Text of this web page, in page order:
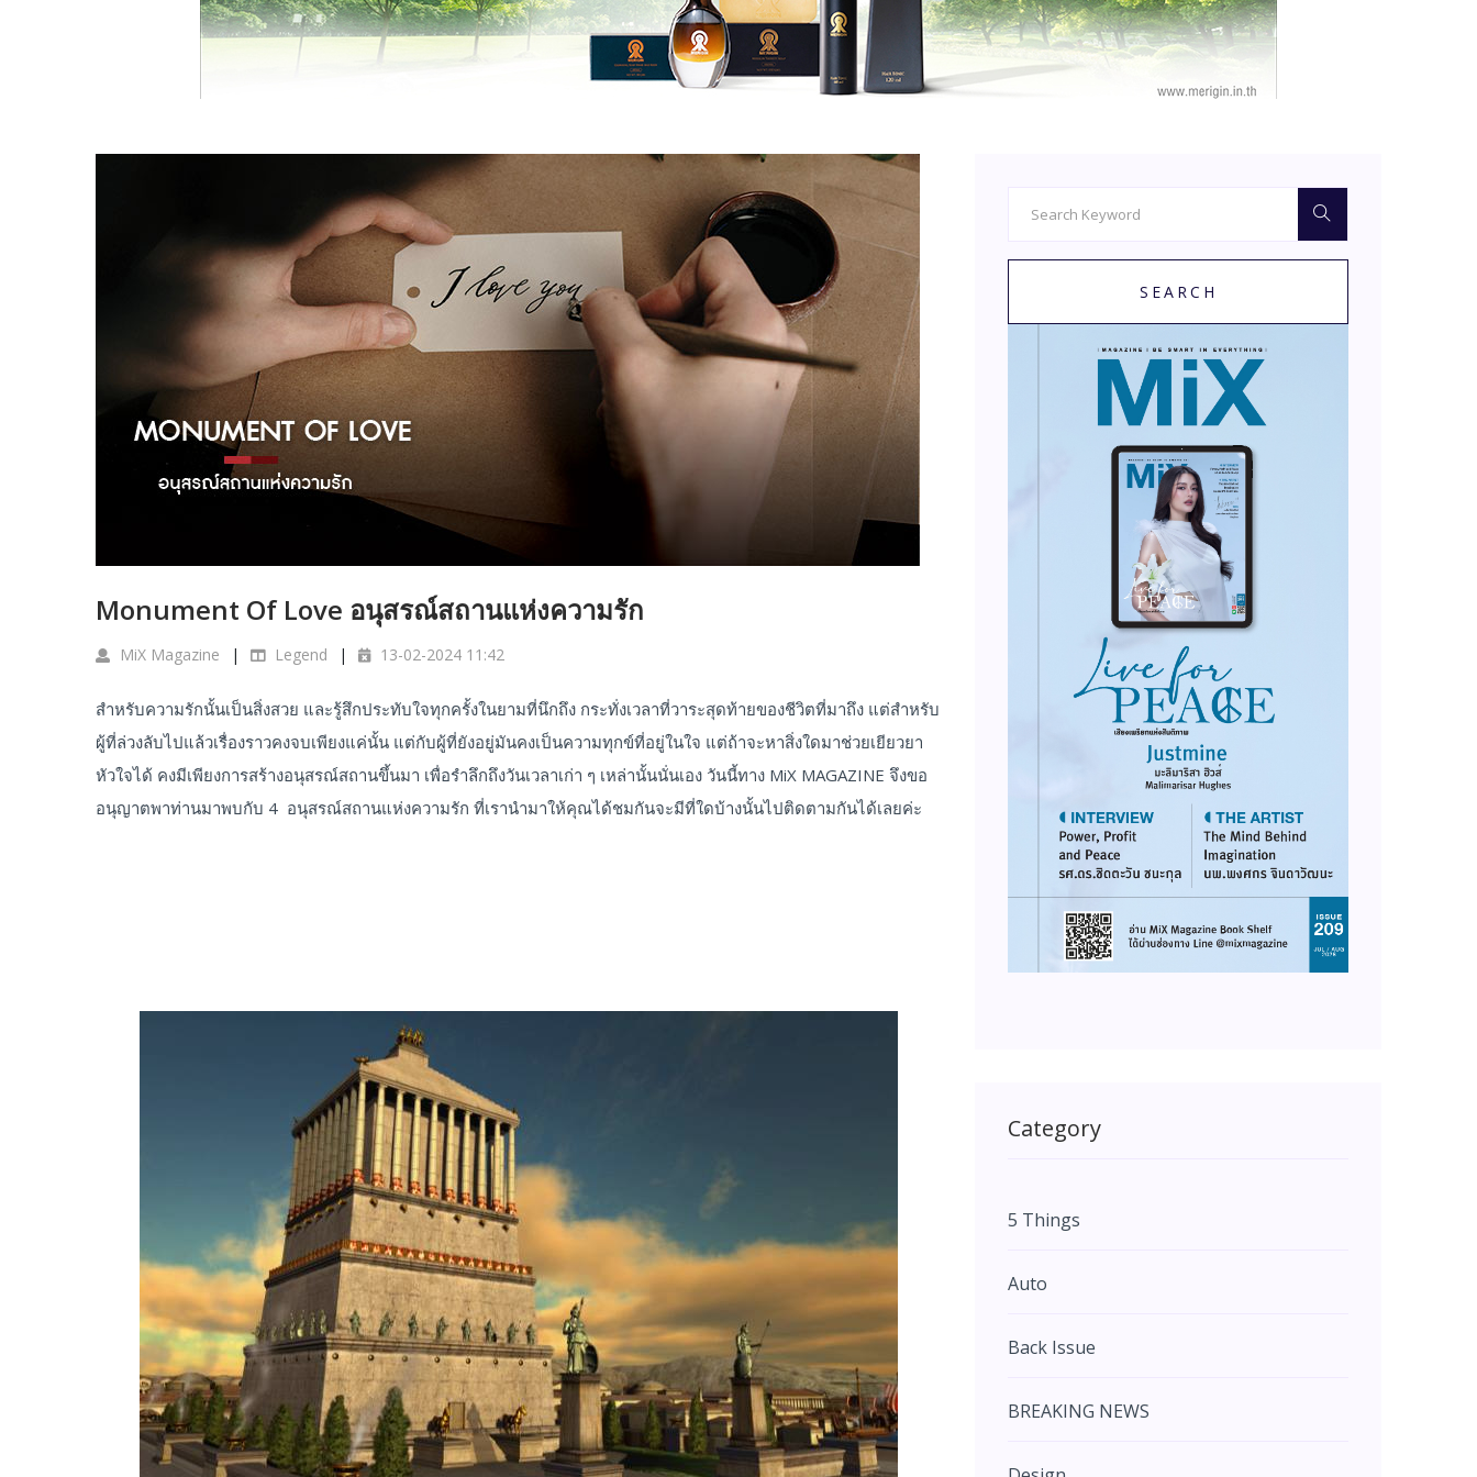
Monument Of Love อนุสรณ์สถานแห่งความรัก
MiX Magazine Legend 13-02-2024 11:42
สำหรับความรักนั้นเป็นสิ่งสวย และรู้สึกประทับใจทุกครั้งในยามที่นึกถึง กระทั่งเวลาที่วาระสุดท้ายของชีวิตที่มาถึง แต่สำหรับ
ผู้ที่ล่วงลับไปแล้วเรื่องราวคงจบเพียงแค่นั้น แต่กับผู้ที่ยังอยู่มันคงเป็นความทุกข์ที่อยู่ในใจ แต่ถ้าจะหาสิ่งใดมาช่วยเยียวยา
หัวใจได้ คงมีเพียงการสร้างอนุสรณ์สถานขึ้นมา เพื่อรำลึกถึงวันเวลาเก่า ๆ เหล่านั้นนั่นเอง วันนี้ทาง MiX MAGAZINE จึงขอ
อนุญาตพาท่านมาพบกับ 4 อนุสรณ์สถานแห่งความรัก ที่เรานำมาให้คุณได้ชมกันจะมีที่ใดบ้างนั้นไปติดตามกันได้เลยค่ะ
SEARCH
Category
5 Things
Auto
Back Issue
BREAKING NEWS